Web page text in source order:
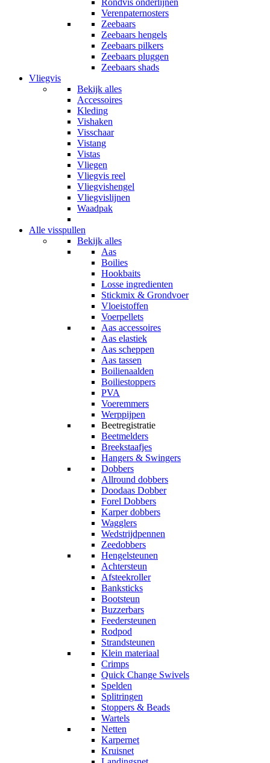
Rondvis onderlijnen
Verenpaternosters
Zeebaars
Zeebaars hengels
Zeebaars pilkers
Zeebaars pluggen
Zeebaars shads
Vliegvis
Bekijk alles
Accessoires
Kleding
Vishaken
Visschaar
Vistang
Vistas
Vliegen
Vliegvis reel
Vliegvishengel
Vliegvislijnen
Waadpak
Alle visspullen
Bekijk alles
Aas
Boilies
Hookbaits
Losse ingredienten
Stickmix & Grondvoer
Vloeistoffen
Voerpellets
Aas accessoires
Aas elastiek
Aas scheppen
Aas tassen
Boilienaalden
Boiliestoppers
PVA
Voeremmers
Werppijpen
Beetregistratie
Beetmelders
Breekstaafjes
Hangers & Swingers
Dobbers
Allround dobbers
Doodaas Dobber
Forel Dobbers
Karper dobbers
Wagglers
Wedstrijdpennen
Zeedobbers
Hengelsteunen
Achtersteun
Afsteekroller
Banksticks
Bootsteun
Buzzerbars
Feedersteunen
Rodpod
Strandsteunen
Klein materiaal
Crimps
Quick Change Swivels
Spelden
Splitringen
Stoppers & Beads
Wartels
Netten
Karpernet
Kruisnet